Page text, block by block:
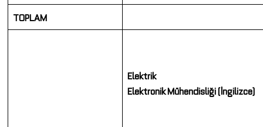
TOPLAM
Elektrik
ElektronikMühendisliği(İngilizce)